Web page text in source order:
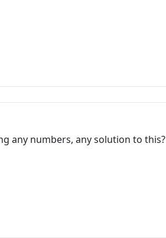
any numbers, any solution to this?